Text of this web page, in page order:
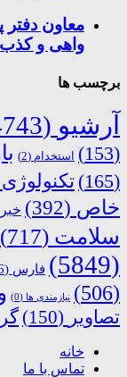
معاون
واهی و
برچسب ها
آرشیو (4743)
(153)
استخدام (2)
(165)
تکنولوژی
خاص (392)
سلامت (717)
(5849)
فارس (6)
(506)
نیازمندی ها (0)
تصاویر (150)
خانه
تماس با ما